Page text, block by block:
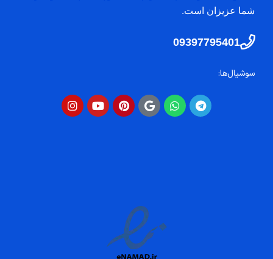
شما عزیزان است.
09397795401
سوشیال‌ها: